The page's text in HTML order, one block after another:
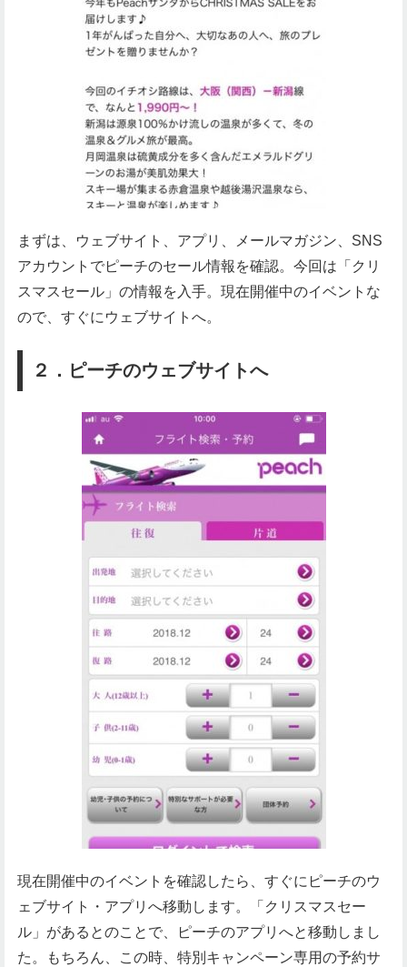
まずは、ウェブサイト、アプリ、メールマガジン、SNS
アカウントでピーチのセール情報を確認。今回は「クリ
スマスセール」の情報を入手。現在開催中のイベントな
ので、すぐにウェブサイトへ。
２．ピーチのウェブサイトへ
現在開催中のイベントを確認したら、すぐにピーチのウ
ェブサイト・アプリへ移動します。「クリスマスセー
ル」があるとのことで、ピーチのアプリへと移動しまし
た。もちろん、この時、特別キャンペーン専用の予約サ